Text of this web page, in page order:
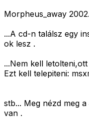
Morpheus_away
...A cd-n találsz egy
ok lesz .
...Nem kell
Ezt kell telepiteni:
stb... Meg nézd meg
van .